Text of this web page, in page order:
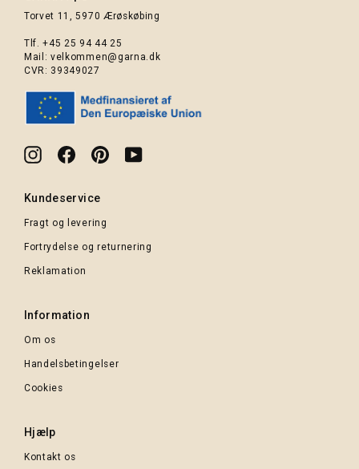
Torvet 11, 5970 Ærøskøbing
Tlf.+45 25 94 44 25
Mail:velkommen@garna.dk
CVR: 39349027
InstagramFacebookPinterestYouTube
Kundeservice
Fragt og levering
Fortrydelse og returnering
Reklamation
Information
Om os
Handelsbetingelser
Cookies
Hjælp
Kontakt os